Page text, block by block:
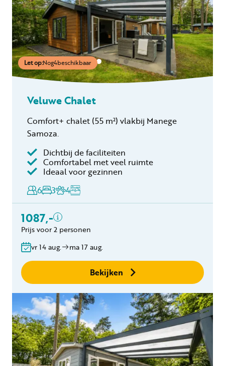
Let op:Nog4beschikbaar
Veluwe Chalet
Comfort+ chalet (55 m²) vlakbij Manege
Samoza.
Dichtbij de faciliteiten
Comfortabel met veel ruimte
Ideaal voor gezinnen
6
3 4
1087,-
Inclusief
Toeristenbelasting
binnen 24 uur
Geen boekingskosten
Prijs voor 2 personen
vr 14 aug. ma 17 aug.
Bekijken